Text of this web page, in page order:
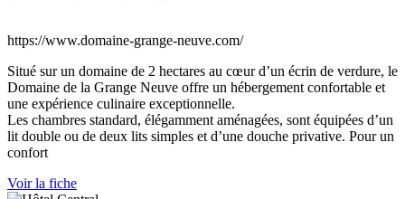
https://www.domaine-grange-neuve.com/
Situé sur un domaine de 2 hectares au cœur d’un écrin de verdure, le
Domaine de la Grange Neuve offre un hébergement confortable et
une expérience culinaire exceptionnelle.
Les chambres standard, élégamment aménagées, sont équipées d’un
lit double ou de deux lits simples et d’une douche privative. Pour un
confort
Voir la fiche